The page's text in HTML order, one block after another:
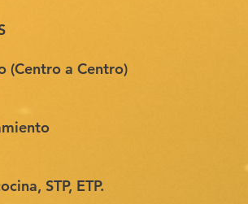
(Centro a Centro)
STP, ETP.